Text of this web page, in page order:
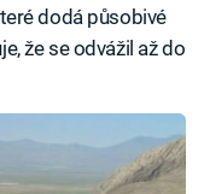
dodá působivé
že se odvážil až do